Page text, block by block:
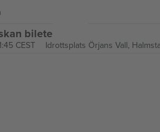
bilete
CEST Idrottsplats Örjans Vall,